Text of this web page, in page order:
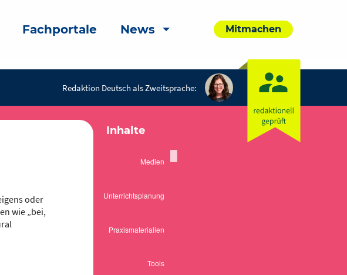
Fachportale News Mitmachen
Redaktion Deutsch als Zweitsprache:
oder
wie „bei,
Inhalte